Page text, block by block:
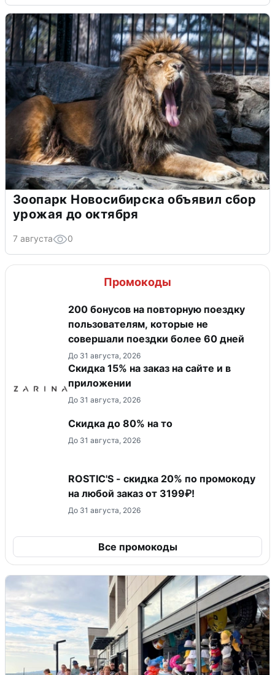
Зоопарк Новосибирска объявил сбор
урожая до октября
7 августа 0
Промокоды
200 бонусов на повторную поездку
пользователям, которые не
совершали поездки более 60 дней
До 31 августа, 2026
Скидка 15% на заказ на сайте и в
приложении
До 31 августа, 2026
Скидка до 80% на то
До 31 августа, 2026
ROSTIC'S - скидка 20% по промокоду
на любой заказ от 3199₽!
До 31 августа, 2026
Все промокоды